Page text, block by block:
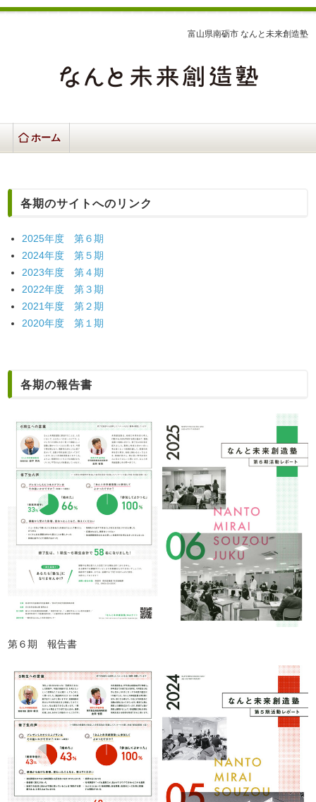
富山県南砺市 なんと未来創造塾
ホーム
各期のサイトへのリンク
2025年度 第６期
2024年度 第５期
2023年度 第４期
2022年度 第３期
2021年度 第２期
2020年度 第１期
各期の報告書
第６期 報告書